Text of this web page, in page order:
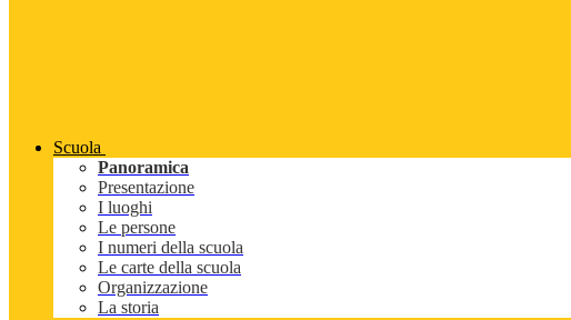
Scuola
Panoramica
Presentazione
I luoghi
Le persone
I numeri della scuola
Le carte della scuola
Organizzazione
La storia